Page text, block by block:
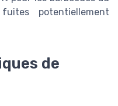
potentiellement
de